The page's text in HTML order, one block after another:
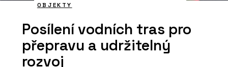
OBJEKTY
Posílení vodních tras pro
přepravu a udržitelný
rozvoj